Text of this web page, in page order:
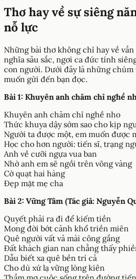
Thơ hay về sự siêng
nỗ lực
Những bài thơ không chỉ hay về
nghĩa sâu sắc, ngơi ca đức tính
con người. Dưới đây là những chùm
muốn gửi đến bạn đọc.
Bài 1: Khuyên anh chăm chỉ nghề
Khuyên anh chăm chỉ nghề nho
Thức khuya dậy sớm sao cho kịp
Người ta được một, em muốn được
Học cho hơn người: tiến sĩ, trạng
Anh về cưỡi ngựa vua ban
Nhờ anh em sẽ ngồi trên võng vàng
Cờ quạt hai hàng
Đẹp mặt mẹ cha
Bài 2: Vững Tâm (Tác giả: Nguyễn
Quyết phải ra đi để kiếm tiền
Mong đời bớt cảnh khổ triền miên
Quê người vất vả mài công gắng
Đất khách gian nan chẳng thấy
Dẫu biết xa quê bền trí cả
Cho dù xứ lạ vững lòng kiên